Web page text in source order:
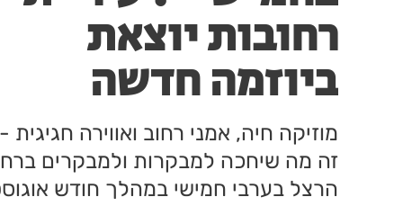
רחובות יוצאת
ביוזמה חדשה
לעידוד העסקים
במרכז העיר
מוזיקה חיה, אמני רחוב ואווירה חגיגית -
זה מה שיחכה למבקרות ולמבקרים
הרצל בערבי חמישי במהלך חודש